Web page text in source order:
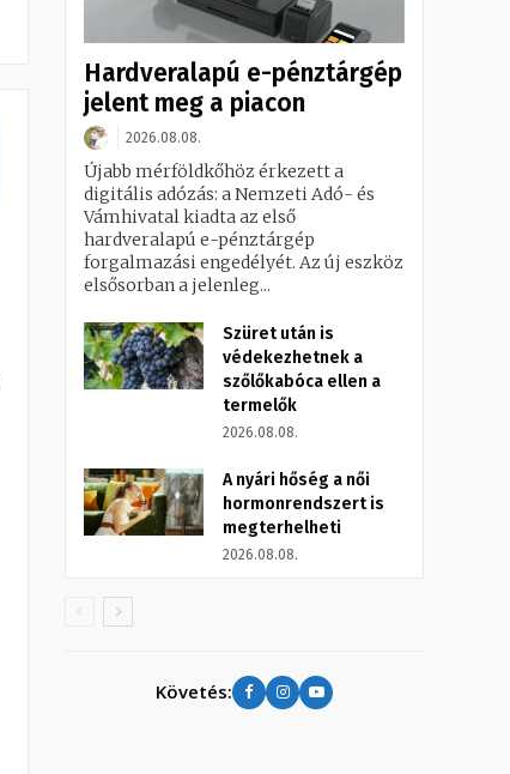
Hardveralapú e-pénztárgép
jelent meg a piacon
2026.08.08.
Újabb mérföldkőhöz érkezett a
digitális adózás: a Nemzeti Adó- és
Vámhivatal kiadta az első
hardveralapú e-pénztárgép
forgalmazási engedélyét. Az új eszköz
elsősorban a jelenleg...
Szüret után is
védekezhetnek a
szőlőkabóca ellen a
termelők
2026.08.08.
A nyári hőség a női
hormonrendszert is
megterhelheti
2026.08.08.
Követés: